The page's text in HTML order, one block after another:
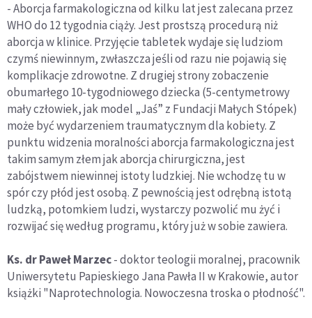
- Aborcja farmakologiczna od kilku lat jest zalecana przez
WHO do 12 tygodnia ciąży. Jest prostszą procedurą niż
aborcja w klinice. Przyjęcie tabletek wydaje się ludziom
czymś niewinnym, zwłaszcza jeśli od razu nie pojawią się
komplikacje zdrowotne. Z drugiej strony zobaczenie
obumarłego 10-tygodniowego dziecka (5-centymetrowy
mały człowiek, jak model „Jaś” z Fundacji Małych Stópek)
może być wydarzeniem traumatycznym dla kobiety. Z
punktu widzenia moralności aborcja farmakologiczna jest
takim samym złem jak aborcja chirurgiczna, jest
zabójstwem niewinnej istoty ludzkiej. Nie wchodzę tu w
spór czy płód jest osobą. Z pewnością jest odrębną istotą
ludzką, potomkiem ludzi, wystarczy pozwolić mu żyć i
rozwijać się według programu, który już w sobie zawiera.
Ks. dr Paweł Marzec- doktor teologii moralnej, pracownik
Uniwersytetu Papieskiego Jana Pawła II w Krakowie, autor
książki "Naprotechnologia. Nowoczesna troska o płodność".